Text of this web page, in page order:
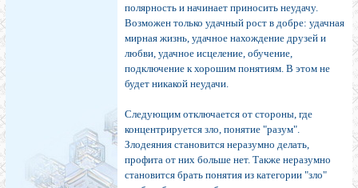
полярность и начинает приносить неудачу.
Возможен только удачный рост в добре: удачная
мирная жизнь, удачное нахождение друзей и
любви, удачное исцеление, обучение,
подключение к хорошим понятиям. В этом не
будет никакой неудачи.
Следующим отключается от стороны, где
концентрируется зло, понятие "разум".
Злодеяния становится неразумно делать,
профита от них больше нет. Также неразумно
становится брать понятия из категории "зло"